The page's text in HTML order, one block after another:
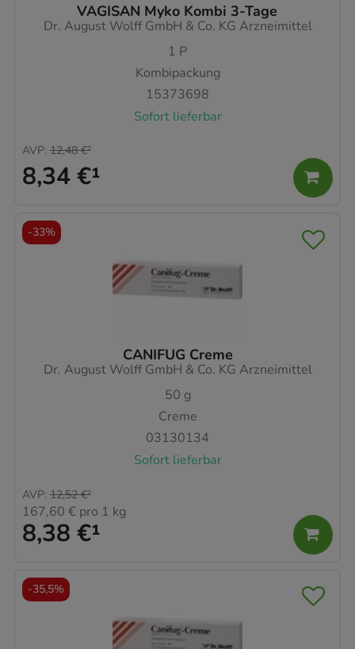
VAGISAN Myko Kombi 3-Tage
Dr. August Wolff GmbH & Co. KG Arzneimittel
1 P
Kombipackung
15373698
Sofort lieferbar
8,34 €¹
AVP: 12,48 €²
CANIFUG Creme
Dr. August Wolff GmbH & Co. KG Arzneimittel
50 g
Creme
03130134
Sofort lieferbar
8,38 €¹
AVP: 12,52 €²
167,60 € pro 1 kg
-33%
-35,5%